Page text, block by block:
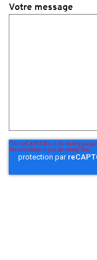
Votre message